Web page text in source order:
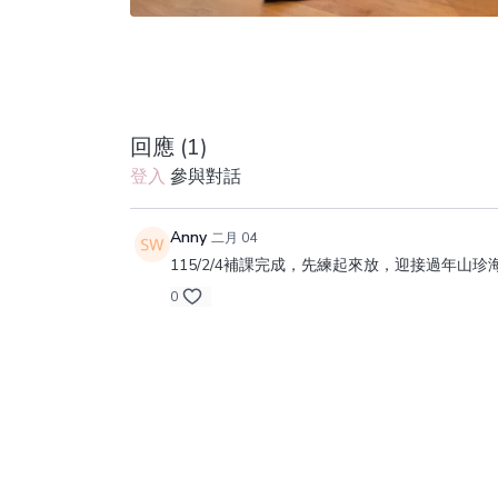
回應 (1)
登入 參與對話
Anny 二月 04
115/2/4補課完成，先練起來放，迎接過年山珍
0